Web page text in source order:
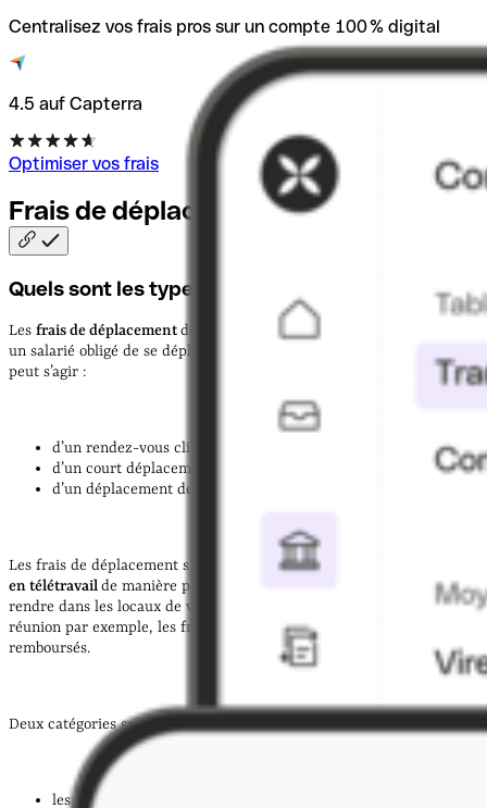
Centralisez vos frais pros sur un compte 100 % digital
4.5 auf Capterra
Optimiser vos frais
Frais de déplacement :définition
Quels sont les types de frais de déplacement ?
Les frais de déplacementdésignent toutes les dépenses engagées par
un salarié obligé de se déplacer pour le compte de son entreprise. Il
peut s’agir :
d’un rendez-vous client au sein d’une ville voisine ;
d’un court déplacement professionnel en France ;
d’un déplacement de plusieurs semaines à l’étranger.
Les frais de déplacement s’appliquent aussi aux salariés qui
en télétravailde manière ponctuelle ou habituelle. Si vous devez vous
rendre dans les locaux de votre entreprise pour prendre part à une
réunion par exemple, les frais engagés pourront vous être
remboursés.
Deux catégories sont regroupées dans les frais de déplacement :
les frais liés au transport